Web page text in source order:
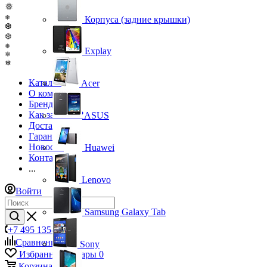
❅
❄
❆
❆
❅
❄
❅
Каталог
О компании
Бренды
Как заказать?
Доставка
Гарантия
Новости
Контакты
...
Войти
+7 495 135-39-43
Сравнение0
Избранные товары 0
Корпуса (задние крышки)
Explay
Acer
ASUS
Huawei
Lenovo
Samsung Galaxy Tab
Sony